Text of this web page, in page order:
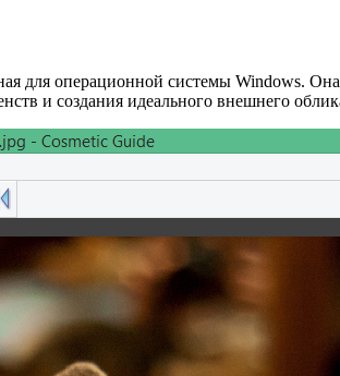
для операционной системы Windows.
и создания идеального внешнего